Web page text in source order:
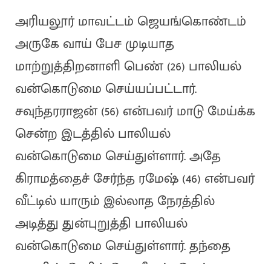
அரியலூர் மாவட்டம் ஜெயங்கொண்டம்
அருகே வாய் பேச முடியாத
மாற்றுத்திறனாளி பெண் (26) பாலியல்
வன்கொடுமை செய்யப்பட்டார்.
சவுந்தரராஜன் (56) என்பவர் மாடு மேய்க்க
சென்ற இடத்தில் பாலியல்
வன்கொடுமை செய்துள்ளார். அதே
கிராமத்தைச் சேர்ந்த ரமேஷ் (46) என்பவர்
வீட்டில் யாரும் இல்லாத நேரத்தில்
அடித்து துன்புறுத்தி பாலியல்
வன்கொடுமை செய்துள்ளார். தந்தை